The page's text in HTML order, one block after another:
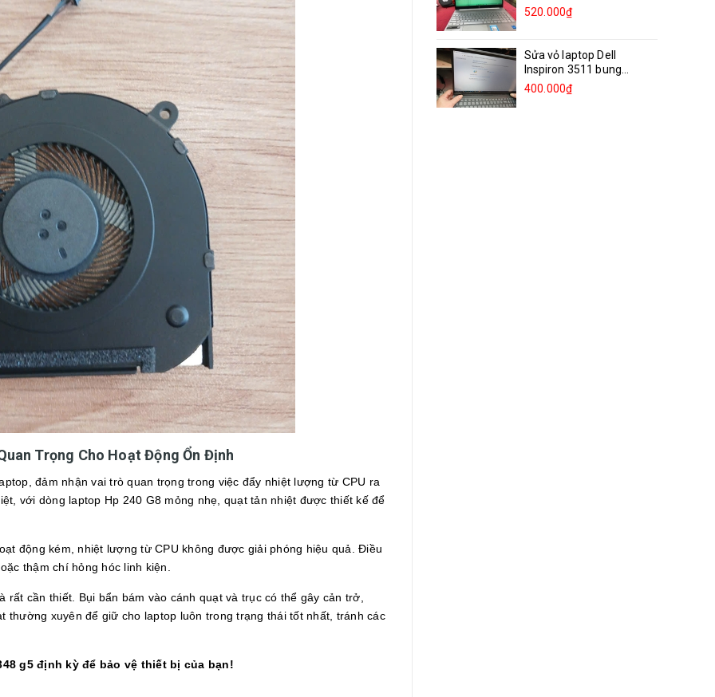
Trọng Cho Hoạt Động Ổn Định
đảm nhận vai trò quan trọng trong việc đẩy nhiệt lượng từ CPU ra
với dòng laptop Hp 240 G8 mỏng nhẹ, quạt tản nhiệt được thiết kế để
động kém, nhiệt lượng từ CPU không được giải phóng hiệu quả. Điều
thậm chí hỏng hóc linh kiện.
cần thiết. Bụi bẩn bám vào cánh quạt và trục có thể gây cản trở,
thường xuyên để giữ cho laptop luôn trong trạng thái tốt nhất, tránh các
g5 định kỳ để bảo vệ thiết bị của bạn!
520.000₫
Sửa vỏ laptop Dell
Inspiron 3511 bung
bản...
400.000₫